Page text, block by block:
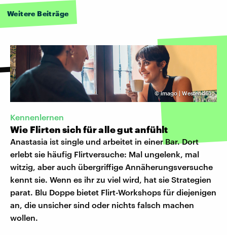
Weitere Beiträge
©imago | Westend61
Kennenlernen
Wie Flirten sich für alle gut anfühlt
Anastasia ist single und arbeitet in einer Bar. Dort
erlebt sie häufig Flirtversuche: Mal ungelenk, mal
witzig, aber auch übergriffige Annäherungsversuche
kennt sie. Wenn es ihr zu viel wird, hat sie Strategien
parat. Blu Doppe bietet Flirt-Workshops für diejenigen
an, die unsicher sind oder nichts falsch machen
wollen.